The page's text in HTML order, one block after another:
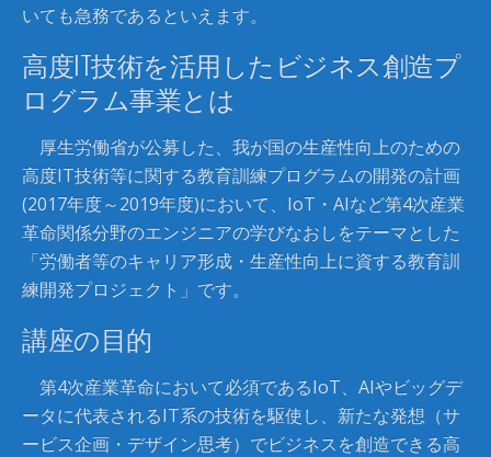
いても急務であるといえます。
高度IT技術を活用したビジネス創造プ
ログラム事業とは
厚生労働省が公募した、我が国の生産性向上のための
高度IT技術等に関する教育訓練プログラムの開発の計画
(2017年度～2019年度)において、IoT・AIなど第4次産業
革命関係分野のエンジニアの学びなおしをテーマとした
「労働者等のキャリア形成・生産性向上に資する教育訓
練開発プロジェクト」です。
講座の目的
第4次産業革命において必須であるIoT、AIやビッグデ
ータに代表されるIT系の技術を駆使し、新たな発想（サ
ービス企画・デザイン思考）でビジネスを創造できる高